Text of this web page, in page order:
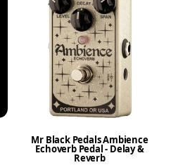
Mr Black Pedals Ambience
Echoverb Pedal - Delay &
Reverb